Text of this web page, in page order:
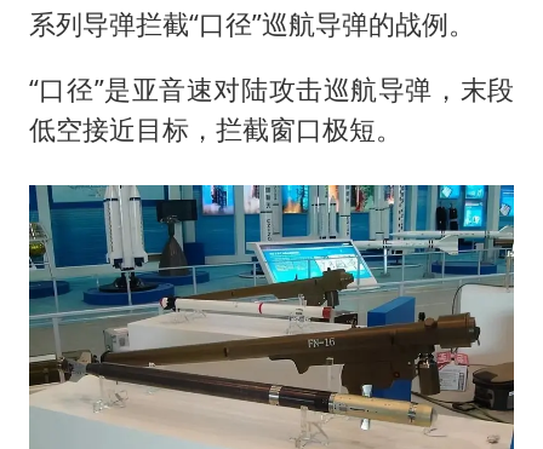
系列导弹拦截“口径”巡航导弹的战例。
“口径”是亚音速对陆攻击巡航导弹，末段
低空接近目标，拦截窗口极短。